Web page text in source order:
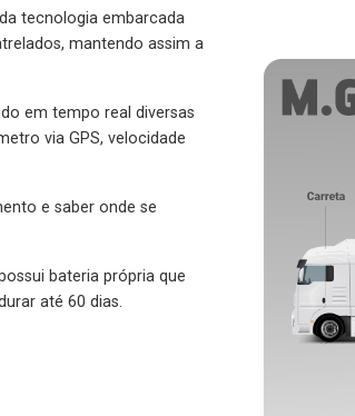
tecnologia embarcada
mantendo assim a
em tempo real diversas
via GPS, velocidade
e saber onde se
bateria própria que
até 60 dias.